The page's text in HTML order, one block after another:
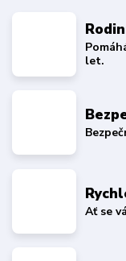
let.
Ať se